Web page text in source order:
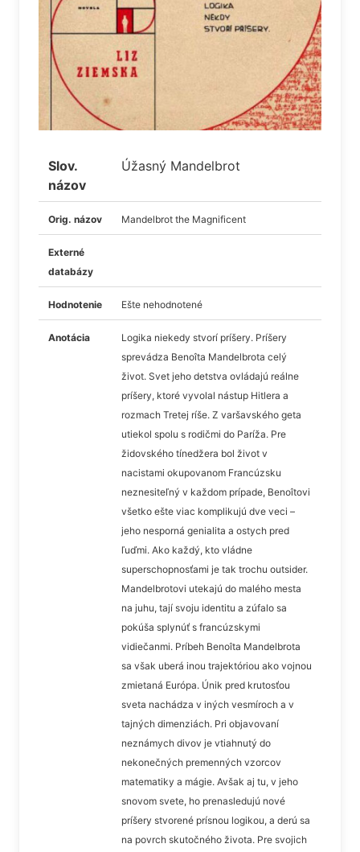
Slov.
názov
Úžasný Mandelbrot
Orig. názov Mandelbrot the Magnificent
Externé
databázy
Hodnotenie Ešte nehodnotené
Anotácia
Logika niekedy stvorí príšery. Príšery
sprevádza Benoîta Mandelbrota celý
život. Svet jeho detstva ovládajú reálne
príšery, ktoré vyvolal nástup Hitlera a
rozmach Tretej ríše. Z varšavského geta
utiekol spolu s rodičmi do Paríža. Pre
židovského tínedžera bol život v
nacistami okupovanom Francúzsku
neznesiteľný v každom prípade, Benoîtovi
všetko ešte viac komplikujú dve veci –
jeho nesporná genialita a ostych pred
ľuďmi. Ako každý, kto vládne
superschopnosťami je tak trochu outsider.
Mandelbrotovi utekajú do malého mesta
na juhu, tají svoju identitu a zúfalo sa
pokúša splynúť s francúzskymi
vidiečanmi. Príbeh Benoîta Mandelbrota
sa však uberá inou trajektóriou ako vojnou
zmietaná Európa. Únik pred krutosťou
sveta nachádza v iných vesmíroch a v
tajných dimenziách. Pri objavovaní
neznámych divov je vtiahnutý do
nekonečných premenných vzorcov
matematiky a mágie. Avšak aj tu, v jeho
snovom svete, ho prenasledujú nové
príšery stvorené prísnou logikou, a derú sa
na povrch skutočného života. Pre svojich